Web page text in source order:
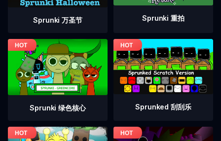
Sprunki 万圣节 Sprunki 重拍
Sprunki 绿色核心 Sprunked 刮刮乐